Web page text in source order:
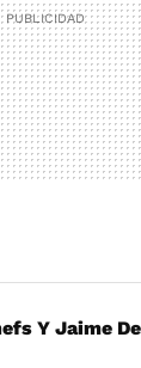
Y Jaime